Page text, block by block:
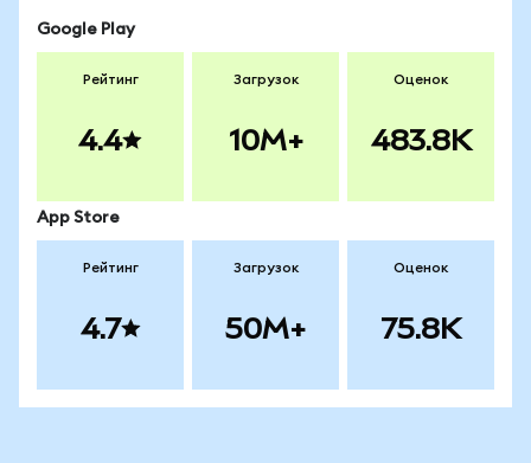
Google Play
Рейтинг
4.4
Загрузок
10M+
Оценок
483.8K
App Store
Рейтинг
4.7
Загрузок
50M+
Оценок
75.8K